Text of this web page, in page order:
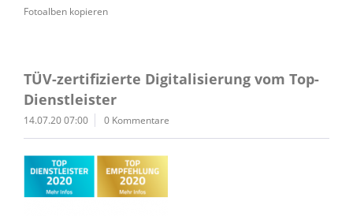
Fotoalben kopieren
TÜV-zertifizierte Digitalisierung vom Top-
Dienstleister
14.07.20 07:00 0 Kommentare